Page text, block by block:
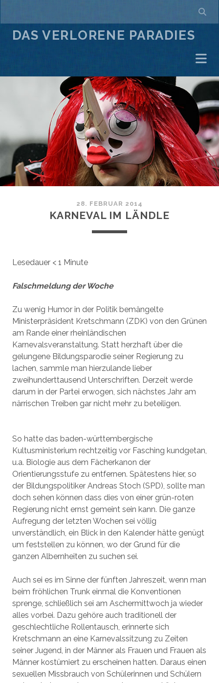
DAS VERLORENE PARADIES
28. FEBRUAR 2014
KARNEVAL IM LÄNDLE
Lesedauer < 1 Minute
Falschmeldung der Woche
Zu wenig Humor in der Politik bemängelte
Ministerpräsident Kretschmann (ZDK) von den Grünen
am Rande einer rheinländischen
Karnevalsveranstaltung. Statt herzhaft über die
gelungene Bildungsparodie seiner Regierung zu
lachen, sammle man hierzulande lieber
zweihunderttausend Unterschriften. Derzeit werde
darum in der Partei erwogen, sich nächstes Jahr am
närrischen Treiben gar nicht mehr zu beteiligen.
So hatte das baden-württembergische
Kultusministerium rechtzeitig vor Fasching kundgetan,
u.a. Biologie aus dem Fächerkanon der
Orientierungsstufe zu entfernen. Spätestens hier, so
der Bildungspolitiker Andreas Stoch (SPD), sollte man
doch sehen können dass dies von einer grün-roten
Regierung nicht ernst gemeint sein kann. Die ganze
Aufregung der letzten Wochen sei völlig
unverständlich, ein Blick in den Kalender hätte genügt
um feststellen zu können, wo der Grund für die
ganzen Albernheiten zu suchen sei.
Auch sei es im Sinne der fünften Jahreszeit, wenn man
beim fröhlichen Trunk einmal die Konventionen
sprenge, schließlich sei am Aschermittwoch ja wieder
alles vorbei. Dazu gehöre auch traditionell der
geschlechtliche Rollentausch, erinnerte sich
Kretschmann an eine Karnevalssitzung zu Zeiten
seiner Jugend, in der Männer als Frauen und Frauen als
Männer kostümiert zu erscheinen hatten. Daraus einen
sexuellen Missbrauch von Schülerinnen und Schülern